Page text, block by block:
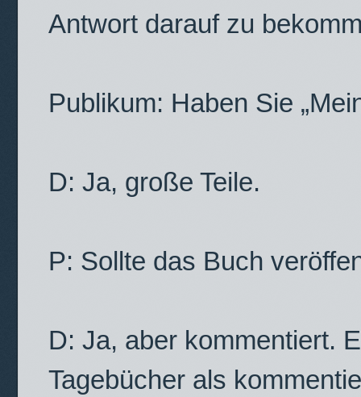
Antwort darauf zu
Publikum: Haben Sie
D: Ja, große Teile.
P: Sollte das Buch
D: Ja, aber kommentiert.
Tagebücher als